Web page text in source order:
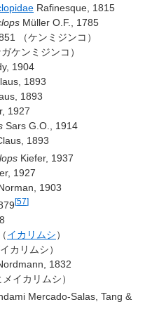
Rafinesque, 1815
Müller O.F., 1785
（ケンミジンコ）
ケンミジンコ）
1904
1893
1893
1927
Sars G.O., 1914
1893
Kiefer, 1937
1927
1903
[57]
（イカリムシ）
カリムシ）
1832
メイカリムシ）
Mercado-Salas, Tang &